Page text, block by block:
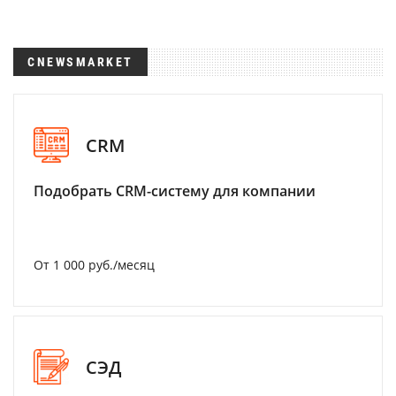
CNEWSMARKET
CRM
Подобрать CRM-систему для компании
От 1 000 руб./месяц
СЭД